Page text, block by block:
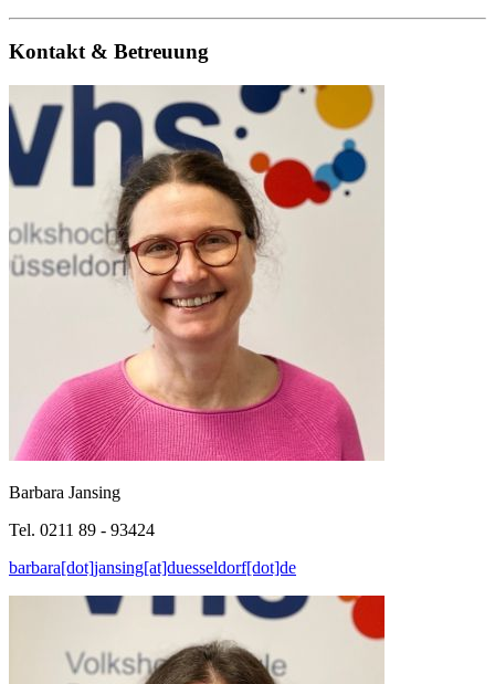
Kontakt & Betreuung
Barbara Jansing
Tel. 0211 89 - 93424
barbara[dot]jansing[at]duesseldorf[dot]de